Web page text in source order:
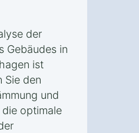
der
Gebäudes in
ist
Sie den
und
die optimale